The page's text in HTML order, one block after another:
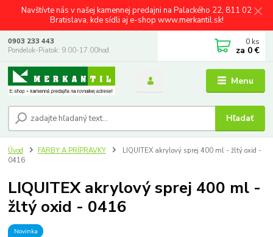
Navštívte nás v našej kamennej predajni na Palackého 22, 811 02
Bratislava, kde sídli aj e-shop www.merkantil.sk!
Menu
Hľadať
0903 233 443
Pondelok-Piatok: 9.00-17.00hod.
0 ks
za 0 €
Úvod FARBY A PRÍPRAVKY
LIQUITEX akrylový sprej 400 ml - žltý oxid -
0416
LIQUITEX akrylový sprej 400 ml -
žltý oxid - 0416
Novinka